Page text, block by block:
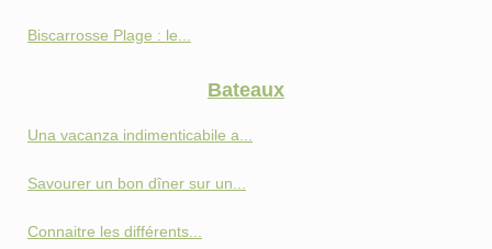
Biscarrosse Plage : le...
Bateaux
Una vacanza indimenticabile a...
Savourer un bon dîner sur un...
Connaitre les différents...